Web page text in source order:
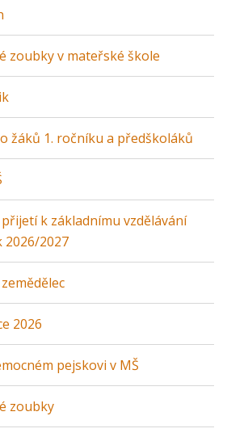
zoubky v mateřské škole
žáků 1. ročníku a předškoláků
k základnímu vzdělávání
2027
2026
pejskovi v MŠ
zoubky